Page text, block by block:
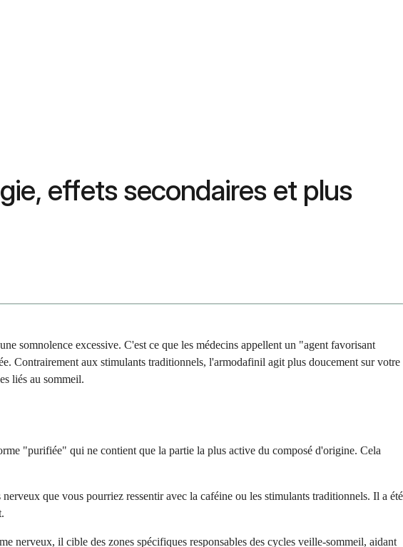
effets secondaires et plus
somnolence excessive. C'est ce que les médecins appellent un "agent favorisant
Contrairement aux stimulants traditionnels, l'armodafinil agit plus doucement sur votre
liés au sommeil.
"purifiée" qui ne contient que la partie la plus active du composé d'origine. Cela
que vous pourriez ressentir avec la caféine ou les stimulants traditionnels. Il a été
nerveux, il cible des zones spécifiques responsables des cycles veille-sommeil, aidant